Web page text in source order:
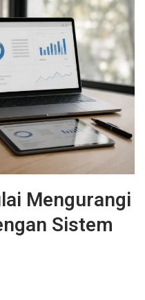
Mengurangi
Sistem